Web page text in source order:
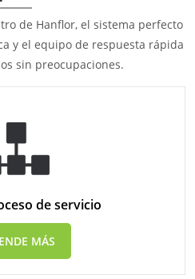
de Hanflor, el sistema perfecto
y el equipo de respuesta rápida
sin preocupaciones.
de servicio
MÁS